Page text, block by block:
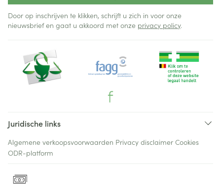
Door op inschrijven te klikken, schrijft u zich in voor onze
nieuwsbrief en gaat u akkoord met onze privacy policy.
Juridische links
Algemene verkoopsvoorwaarden Privacy disclaimer Cookies
ODR-platform